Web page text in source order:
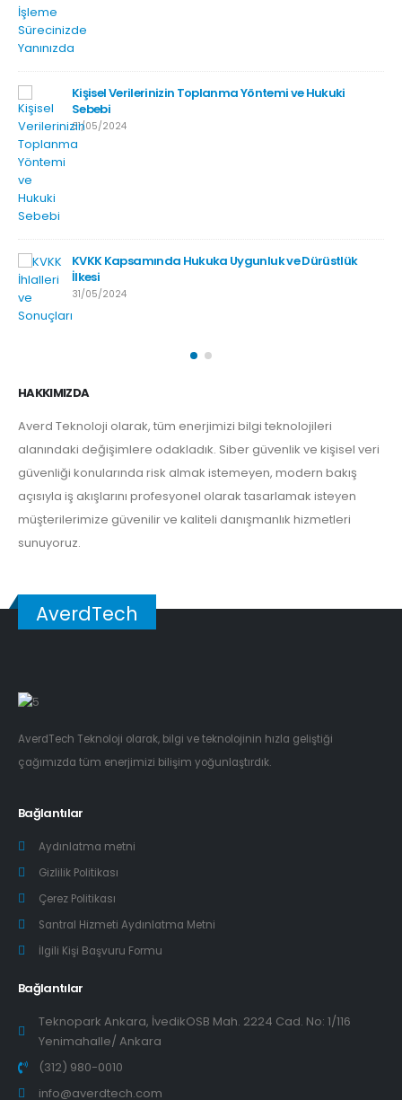
Kişisel Verilerinizin Toplanma Yöntemi ve Hukuki
Sebebi
31/05/2024
KVKK Kapsamında Hukuka Uygunluk ve Dürüstlük
İlkesi
31/05/2024
HAKKIMIZDA
Averd Teknoloji olarak, tüm enerjimizi bilgi teknolojileri
alanındaki değişimlere odakladık. Siber güvenlik ve kişisel veri
güvenliği konularında risk almak istemeyen, modern bakış
açısıyla iş akışlarını profesyonel olarak tasarlamak isteyen
müşterilerimize güvenilir ve kaliteli danışmanlık hizmetleri
sunuyoruz.
AverdTech
AverdTech Teknoloji olarak, bilgi ve teknolojinin hızla geliştiği
çağımızda tüm enerjimizi bilişim yoğunlaştırdık.
Bağlantılar
Aydınlatma metni
Gizlilik Politikası
Çerez Politikası
Santral Hizmeti Aydınlatma Metni
İlgili Kişi Başvuru Formu
Bağlantılar
Teknopark Ankara, İvedikOSB Mah. 2224 Cad. No: 1/116
Yenimahalle/ Ankara
(312) 980-0010
info@averdtech.com